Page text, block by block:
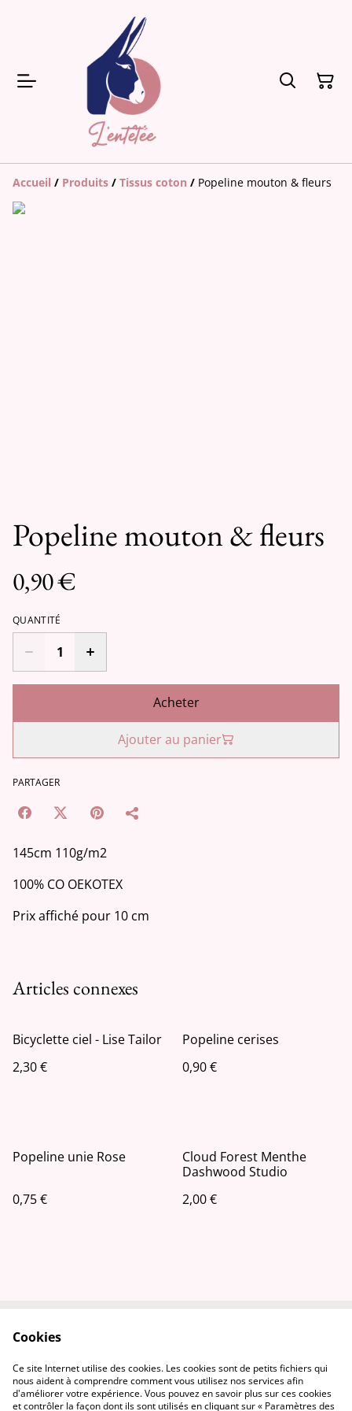
Accueil / Produits / Tissus coton / Popeline mouton & fleurs
Popeline mouton & fleurs
0,90 €
QUANTITÉ
Acheter
Ajouter au panier
PARTAGER
145cm 110g/m2
100% CO OEKOTEX
Prix affiché pour 10 cm
Articles connexes
Bicyclette ciel - Lise Tailor
2,30 €
Popeline cerises
0,90 €
Popeline unie Rose
0,75 €
Cloud Forest Menthe
Dashwood Studio
2,00 €
Politique de
confidentialité
Politique de cookies
Cookies
Ce site Internet utilise des cookies. Les cookies sont de petits fichiers qui
nous aident à comprendre comment vous utilisez nos services afin
d'améliorer votre expérience. Vous pouvez en savoir plus sur ces cookies
et contrôler la façon dont ils sont utilisés en cliquant sur « Paramètres des